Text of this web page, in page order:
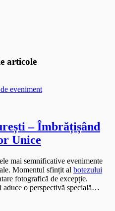
articole
eveniment
– Îmbrățișând
Unice
mai semnificative evenimente
Momentul sfințit al botezului
fotografică de excepție.
aduce o perspectivă specială…